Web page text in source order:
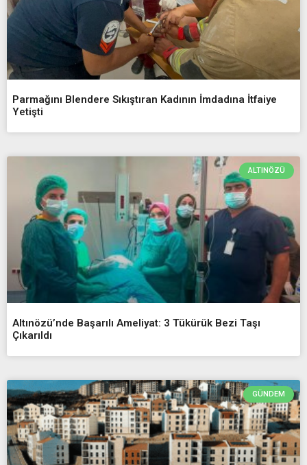
Parmağını Blendere Sıkıştıran Kadının İmdadına İtfaiye
Yetişti
ALTINÖZÜ
Altınözü’nde Başarılı Ameliyat: 3 Tükürük Bezi Taşı
Çıkarıldı
GÜNDEM